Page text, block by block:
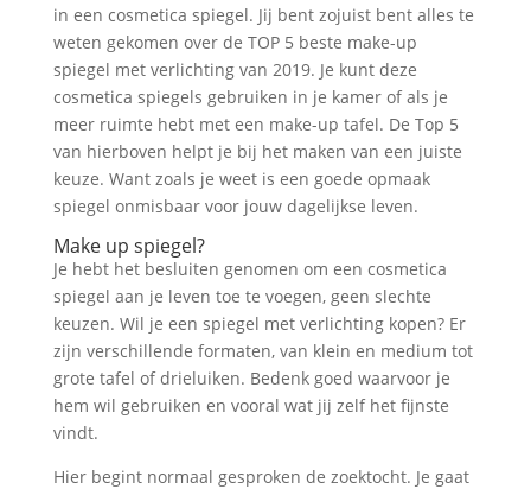
in een cosmetica spiegel. Jij bent zojuist bent alles te
weten gekomen over de TOP 5 beste make-up
spiegel met verlichting van 2019. Je kunt deze
cosmetica spiegels gebruiken in je kamer of als je
meer ruimte hebt met een make-up tafel. De Top 5
van hierboven helpt je bij het maken van een juiste
keuze. Want zoals je weet is een goede opmaak
spiegel onmisbaar voor jouw dagelijkse leven.
Make up spiegel?
Je hebt het besluiten genomen om een cosmetica
spiegel aan je leven toe te voegen, geen slechte
keuzen. Wil je een spiegel met verlichting kopen? Er
zijn verschillende formaten, van klein en medium tot
grote tafel of drieluiken. Bedenk goed waarvoor je
hem wil gebruiken en vooral wat jij zelf het fijnste
vindt.
Hier begint normaal gesproken de zoektocht. Je gaat